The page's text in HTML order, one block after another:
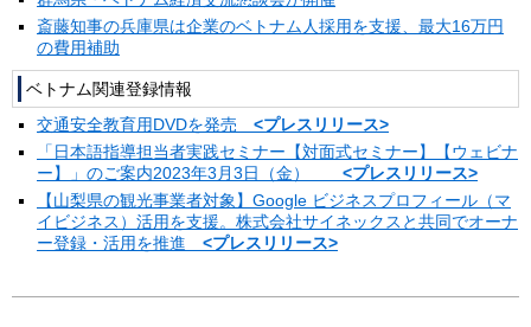
斎藤知事の兵庫県は企業のベトナム人採用を支援、最大16万円
の費用補助
ベトナム関連登録情報
交通安全教育用DVDを発売 <プレスリリース>
「日本語指導担当者実践セミナー【対面式セミナー】【ウェビナ
ー】」のご案内2023年3月3日（金） <プレスリリース>
【山梨県の観光事業者対象】Google ビジネスプロフィール（マ
イビジネス）活用を支援。株式会社サイネックスと共同でオーナ
ー登録・活用を推進 <プレスリリース>